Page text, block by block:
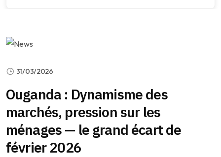
31/03/2026
Ouganda : Dynamisme des
marchés, pression sur les
ménages — le grand écart de
février 2026